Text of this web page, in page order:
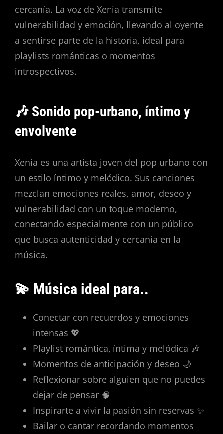
cercanía. La voz de Xenia transmite
vulnerabilidad y emoción, llevando al oyente
a sentirse parte de la historia, ideal para
playlists románticas o momentos
introspectivos.
🎶 Sonido pop-urbano, íntimo y
envolvente
Xenia es una artista joven del pop urbano con
un estilo íntimo y melódico. Sus canciones
mezclan emociones reales, amor, deseo y
vulnerabilidad con un toque moderno,
conectando especialmente con un público
que busca autenticidad y cercanía en la
música.
💫 Música ideal para..
Conectar con recuerdos y emociones
intensas 💖
Playlist romántica, íntima y melódica 🎶
Momentos de anticipación y deseo 🌙
Reflexionar sobre alguien que no puedes
dejar de pensar 🧠
Inspirarte a vivir la pasión sin reservas ✨
Bailar o cantar recordando momentos